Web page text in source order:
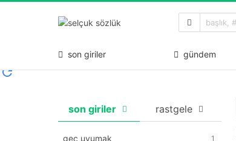
son giriler gündem
son giriler rastgele
geç uyumak 1